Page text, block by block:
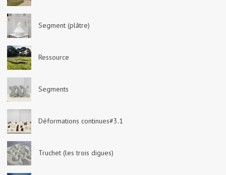
Segment (plâtre)
Ressource
Segments
Déformations continues#3.1
Truchet (les trois digues)